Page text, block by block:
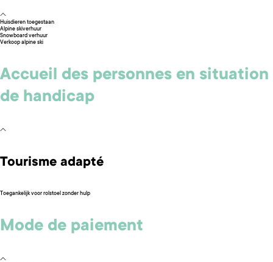
Huisdieren toegestaan
Alpine skiverhuur
Snowboard verhuur
Verkoop alpine ski
Accueil des personnes en situation
de handicap
Tourisme adapté
Toegankelijk voor rolstoel zonder hulp
Mode de paiement